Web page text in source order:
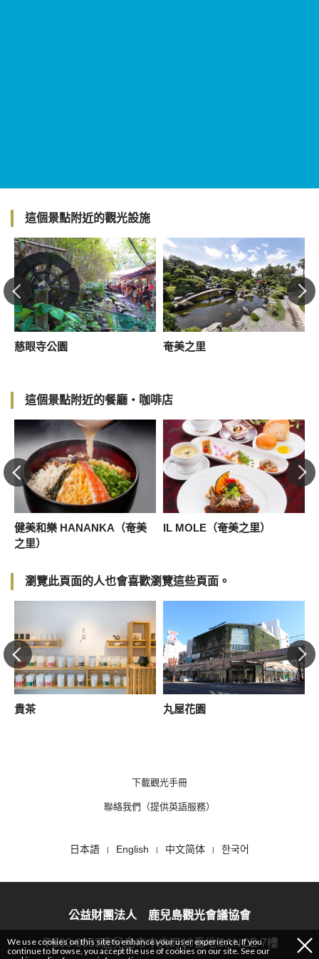
這個景點附近的觀光設施
慈眼寺公園 奄美之里
這個景點附近的餐廳・咖啡店
健美和樂 HANANKA（奄美
之里）
IL MOLE（奄美之里）
瀏覽此頁面的人也會喜歡瀏覽這些頁面。
貴茶 丸屋花園
下載觀光手冊
聯絡我們（提供英語服務）
日本語 English 中文简体 한국어
公益財團法人 鹿兒島觀光會議協會
〒890-0053鹿兒島市中央町10番地CANCE 7樓
We use cookies on this site to enhance your user experience. If you
continue to browse, you accept the use of cookies on our site. See our